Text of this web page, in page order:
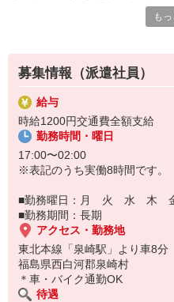
じたお仕事をご案内します。
安全管理体制も万全ですので
登録方法は、【オンライン】
選べます♪
★★履歴書・証明写真は不要
また、ご登録済の方はお仕事の
ご応募お待ちしています。
も
募集情報（派遣社員）
給与
時給1200円交通費全額支給
勤務時間・曜日
17:00〜02:00
※表記のうち実働8時間です。
■勤務曜日：月 火 水
■勤務期間：長期
アクセス・勤務地
東北本線「泉崎駅」より車8分
福島県西白河郡泉崎村
＊車・バイク通勤OK
待遇